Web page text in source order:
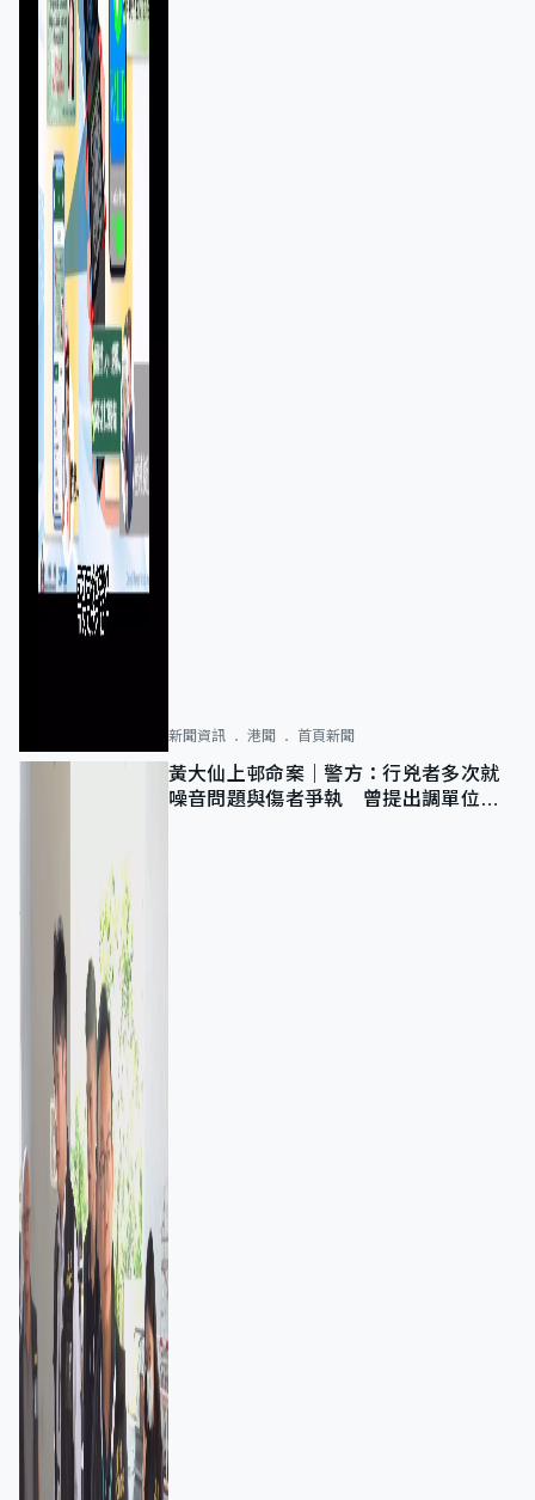
新聞資訊 港聞 首頁新聞
黃大仙上邨命案｜警方：行兇者多次就
噪音問題與傷者爭執 曾提出調單位已